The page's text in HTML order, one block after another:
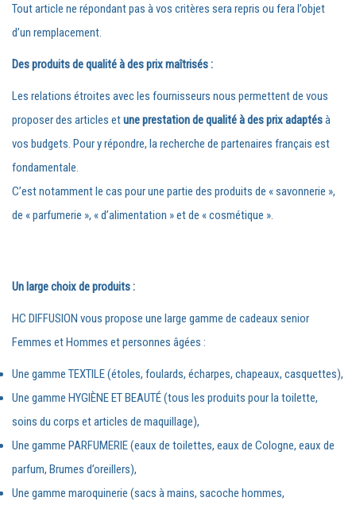
Tout article ne répondant pas à vos critères sera repris ou fera l’objet
d’un remplacement.
Des produits de qualité à des prix maîtrisés :
Les relations étroites avec les fournisseurs nous permettent de vous
proposer des articles etune prestation de qualité à des prix adaptésà
vos budgets. Pour y répondre, la recherche de partenaires français est
fondamentale.
C’est notamment le cas pour une partie des produits de « savonnerie »,
de « parfumerie », « d’alimentation » et de « cosmétique ».
Un large choix de produits :
HC DIFFUSION vous propose une large gamme de cadeaux senior
Femmes et Hommes et personnes âgées :
Une gamme TEXTILE (étoles, foulards, écharpes, chapeaux, casquettes),
Une gamme HYGIÈNE ET BEAUTÉ (tous les produits pour la toilette,
soins du corps et articles de maquillage),
Une gamme PARFUMERIE (eaux de toilettes, eaux de Cologne, eaux de
parfum, Brumes d’oreillers),
Une gamme maroquinerie (sacs à mains, sacoche hommes,